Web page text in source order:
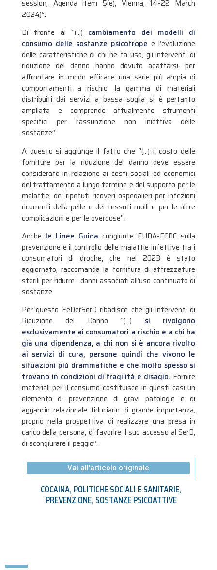
session, Agenda item 5(e), Vienna, 14–22 March
2024)”.
Di fronte al “(…) cambiamento dei modelli di
consumo delle sostanze psicotrope e l’evoluzione
delle caratteristiche di chi ne fa uso, gli interventi di
riduzione del danno hanno dovuto adattarsi, per
affrontare in modo efficace una serie più ampia di
comportamenti a rischio; la gamma di materiali
distribuiti dai servizi a bassa soglia si è pertanto
ampliata e comprende attualmente strumenti
specifici per l’assunzione non iniettiva delle
sostanze”.
A questo si aggiunge il fatto che “(…) il costo delle
forniture per la riduzione del danno deve essere
considerato in relazione ai costi sociali ed economici
del trattamento a lungo termine e del supporto per le
malattie, dei ripetuti ricoveri ospedalieri per infezioni
ricorrenti della pelle e dei tessuti molli e per le altre
complicazioni e per le overdose”.
Anche le Linee Guidacongiunte EUDA-ECDC sulla
prevenzione e il controllo delle malattie infettive tra i
consumatori di droghe, che nel 2023 è stato
aggiornato, raccomanda la fornitura di attrezzature
sterili per ridurre i danni associati all’uso continuato di
sostanze.
Per questo FeDerSerD ribadisce che gli interventi di
Riduzione del Danno “(…) si rivolgono
esclusivamente ai consumatori a rischio e a chi ha
già una dipendenza, a chi non si è ancora rivolto
ai servizi di cura, persone quindi che vivono le
situazioni più drammatiche e che molto spesso si
trovano in condizioni di fragilità e disagio. Fornire
materiali per il consumo costituisce in questi casi un
elemento di prevenzione di gravi patologie e di
aggancio relazionale fiduciario di grande importanza,
proprio nella prospettiva di realizzare una presa in
carico della persona, di favorire il suo accesso al SerD,
di scongiurare il peggio”.
Vai all'articolo originale
COCAINA,POLITICHE SOCIALI E SANITARIE,
PREVENZIONE,SOSTANZE PSICOATTIVE